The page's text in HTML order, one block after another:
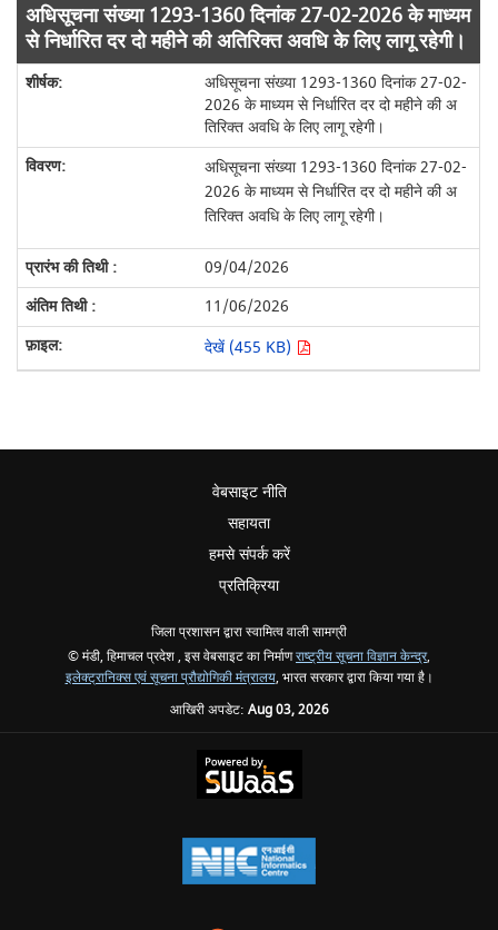
अधिसूचना संख्या 1293-1360 दिनांक 27-02-2026 के माध्यम
से निर्धारित दर दो महीने की अतिरिक्त अवधि के लिए लागू रहेगी।
अधिसूचना संख्या 1293-1360 दिनांक 27-02-
2026 के माध्यम से निर्धारित दर दो महीने की अ
तिरिक्त अवधि के लिए लागू रहेगी।
अधिसूचना संख्या 1293-1360 दिनांक 27-02-
2026 के माध्यम से निर्धारित दर दो महीने की अ
तिरिक्त अवधि के लिए लागू रहेगी।
09/04/2026
11/06/2026
देखें (455 KB)
वेबसाइट नीति
सहायता
हमसे संपर्क करें
प्रतिक्रिया
जिला प्रशासन द्वारा स्वामित्व वाली सामग्री
© मंडी, हिमाचल प्रदेश , इस वेबसाइट का निर्माणराष्ट्रीय सूचना विज्ञान केन्द्र,
इलेक्ट्रानिक्स एवं सूचना प्रौद्योगिकी मंत्रालय, भारत सरकार द्वारा किया गया है।
आखिरी अपडेट: Aug 03, 2026